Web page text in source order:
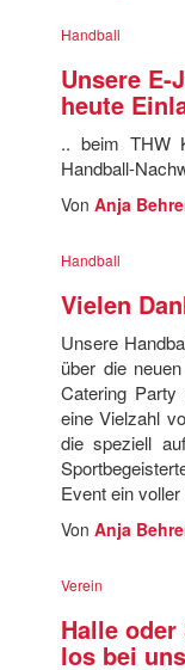
Handball
Unsere E-
heute
.. beim THW
Handball-
Von Anja
Handball
Vielen
Unsere
über die
Catering Party
eine Vielzahl
die speziell
Event ein voller
Von Anja
Verein
Halle
los bei uns